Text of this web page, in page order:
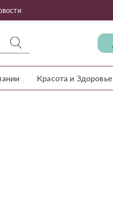
Красота и Здоровье